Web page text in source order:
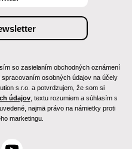
so zasielaním obchodných oznámení
osobných údajov na účely
s.r.o. a potvrdzujem, že som si
údajov, textu rozumiem a súhlasím s
najmä právo na námietky proti
marketingu.